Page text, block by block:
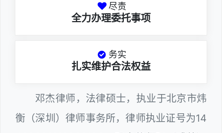
尽责
全力办理委托事项
务实
扎实维护合法权益
邓杰律师，法律硕士，执业于北京市炜
衡（深圳）律师事务所，律师执业证号为14